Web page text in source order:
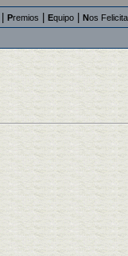
Premios Equipo Nos